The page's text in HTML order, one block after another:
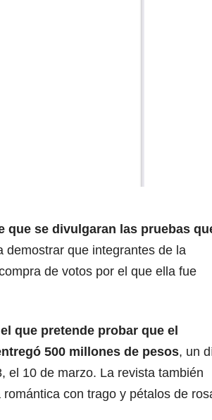
que se divulgaran las pruebas
demostrar que integrantes de la
de votos por el que ella fue
que pretende probar que el
500 millones de pesos, un
el 10 de marzo. La revista también
con trago y pétalos de